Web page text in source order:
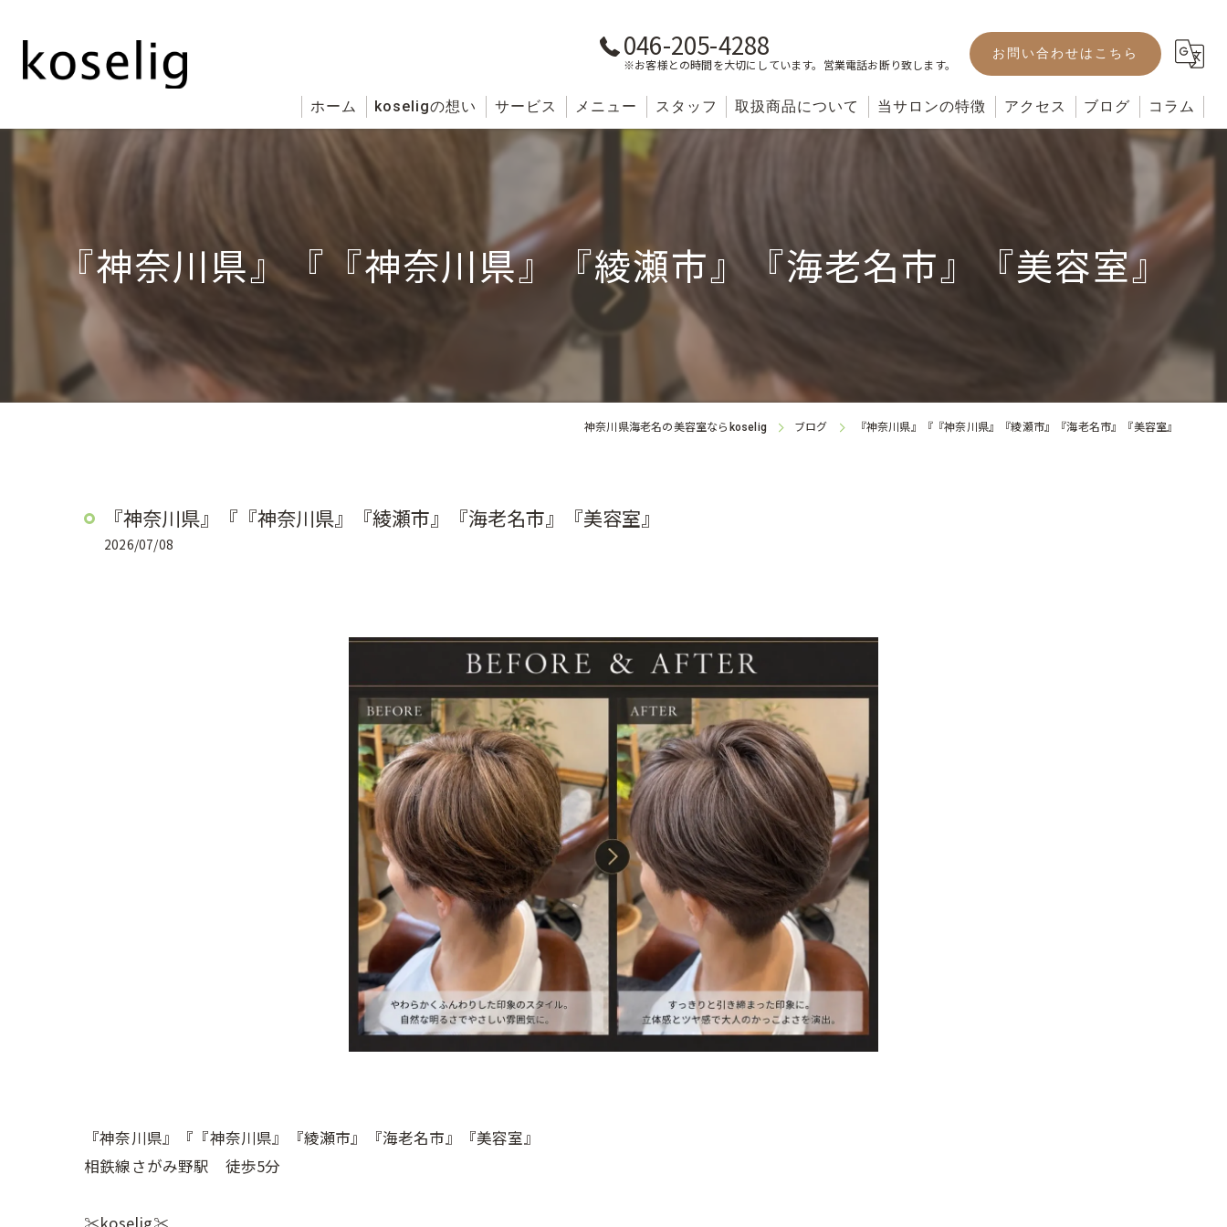
046-205-4288
※お客様との時間を大切にしています。営業電話お断り致します。
お問い合わせはこちら
ホーム koseligの想い サービス メニュー スタッフ 取扱商品について 当サロンの特徴
パーマ
アクセス ブログ コラム
『神奈川県』『『神奈川県』『綾瀬市』『海老名市』『美容室』
神奈川県海老名の美容室なら koselig ブログ 『神奈川県』『『神奈川県』『綾瀬市』『海老名市』『美容室』
『神奈川県』『『神奈川県』『綾瀬市』『海老名市』『美容室』
2026/07/08
『神奈川県』『『神奈川県』『綾瀬市』『海老名市』『美容室』
相鉄線さがみ野駅 徒歩5分
✂︎koselig✂︎